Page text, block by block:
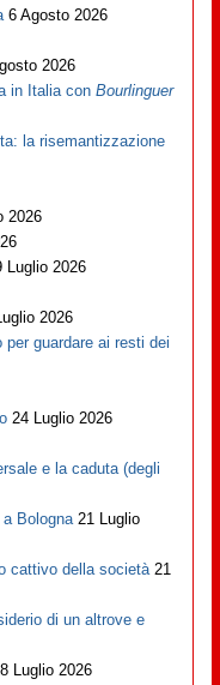
6 Agosto 2026
2026
in Italia conBourlinguer
la risemantizzazione
2026
Luglio 2026
2026
per guardare ai resti dei
24 Luglio 2026
e la caduta (degli
Bologna 21 Luglio
cattivo della società 21
di un altrove e
Luglio 2026